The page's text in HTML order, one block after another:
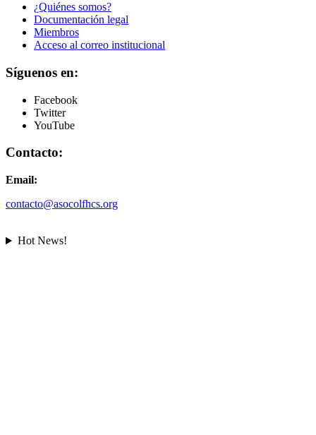
¿Quiénes somos?
Documentación legal
Miembros
Acceso al correo institucional
Síguenos en:
Facebook
Twitter
YouTube
Contacto:
Email:
contacto@asocolfhcs.org
Hot News!